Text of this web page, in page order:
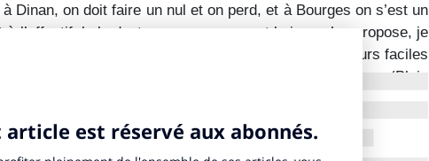
Dinan, on doit faire un nul et on perd, et à Bourges on s’est un
l’effectif, le budget que nous avons et le jeu qu’on propose, je
plus, à domicile, les circonstances ne sont pas toujours faciles
au final un bon début de saison avec un super groupe (Blois
joueuse et généreuse"